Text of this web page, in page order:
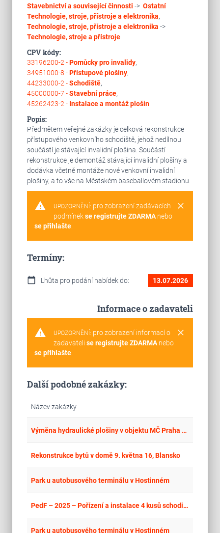
Stavebnictví a související činnosti -> Ostatní
Technologie, stroje, přístroje a elektronika,
Technologie, stroje, přístroje a elektronika ->
Technologie, stroje a přístroje
CPV kódy:
33196200-2 -Pomůcky pro invalidy,
34951000-8 -Přístupové plošiny,
44233000-2 -Schodiště,
45000000-7 -Stavební práce,
45262423-2 - Instalace a montáž plošin
Popis:
Předmětem veřejné zakázky je celková rekonstrukce
přístupového venkovního schodiště, jehož nedílnou
součástí je stávající invalidní plošina. Součástí
rekonstrukce je demontáž stávající invalidní plošiny a
dodávka včetně montáže nové venkovní invalidní
plošiny, a to vše na Městském baseballovém stadionu.
warning clear
UPOZORNĚNÍ: pro zobrazení zadávacích
podmínekse registrujte ZDARMAnebo
se přihlašte.
Termíny:
calendar_today Lhůta pro podání nabídek do: 13.07.2026
Informace o zadavateli
warning clear
UPOZORNĚNÍ: pro zobrazení informací o
zadavateli se registrujte ZDARMAnebo
se přihlašte.
Další podobné zakázky:
Název zakázky
Výměna hydraulické plošiny v objektu MČ Praha 5 nám. 14. října 1381/4
Rekonstrukce bytů v domě 9. května 16, Blansko
Park u autobusového terminálu v Hostinném
PedF – 2025 – Pořízení a instalace 4 kusů schodišťových plošin pro zpřístupnění objektů PedF UK studentům se specifickými potřebami
Park u autobusového terminálu v Hostinném